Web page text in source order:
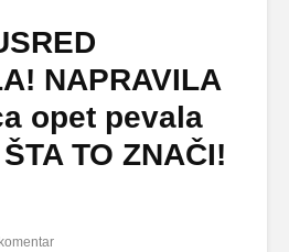
NAPRAVILA
opet pevala
TO ZNAČI!